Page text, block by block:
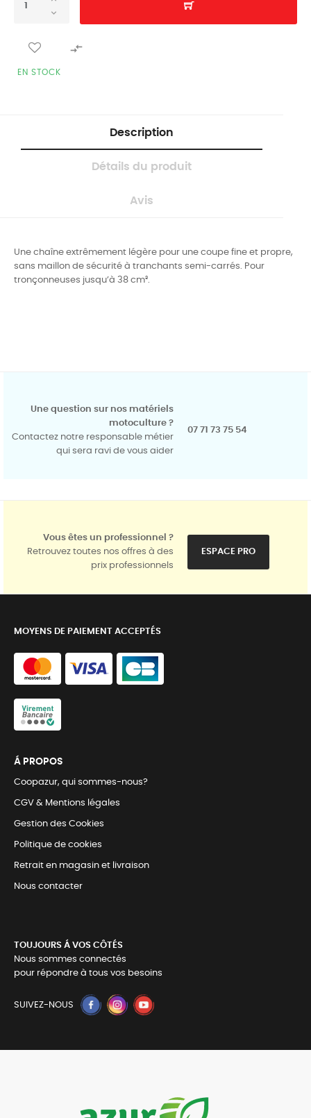

EN STOCK
Description
Détails du produit
Avis
Une chaîne extrêmement légère pour une coupe fine et propre,
sans maillon de sécurité à tranchants semi-carrés. Pour
tronçonneuses jusqu’à 38 cm³.
Une question sur nos matériels
motoculture ?
Contactez notre responsable métier
qui sera ravi de vous aider
07 71 73 75 54
Vous êtes un professionnel ?
Retrouvez toutes nos offres à des
prix professionnels
ESPACE PRO
MOYENS DE PAIEMENT ACCEPTÉS
Á PROPOS
Coopazur, qui sommes-nous?
CGV & Mentions légales
Gestion des Cookies
Politique de cookies
Retrait en magasin et livraison
Nous contacter
TOUJOURS Á VOS CÔTÉS
Nous sommes connectés
pour répondre à tous vos besoins
SUIVEZ-NOUS